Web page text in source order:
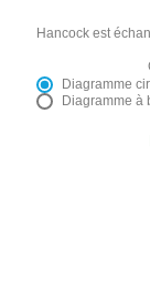
Hancock est
Diagramme
Diagramme à